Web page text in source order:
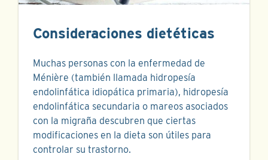
Consideraciones dietéticas
Muchas personas con la enfermedad de
Ménière (también llamada hidropesía
endolinfática idiopática primaria), hidropesía
endolinfática secundaria o mareos asociados
con la migraña descubren que ciertas
modificaciones en la dieta son útiles para
controlar su trastorno.